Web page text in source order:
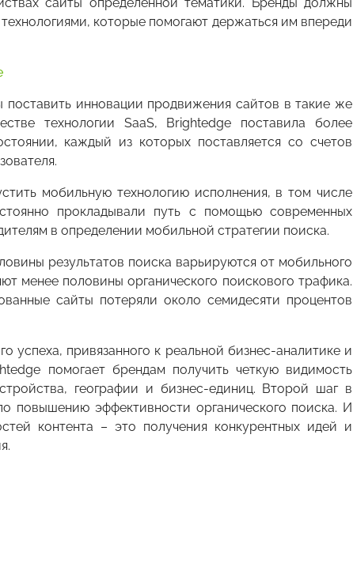
которые помогают держаться им впереди
инновации продвижения сайтов в такие же
технологии SaaS, Brightеdge поставила более
каждый из которых поставляется со счетов
мобильную технологию исполнения, в том числе
прокладывали путь с помощью современных
в определении мобильной стратегии поиска.
результатов поиска варьируются от мобильного
менее половины органического поискового трафика.
сайты потеряли около семидесяти процентов
привязанного к реальной бизнес-аналитике и
помогает брендам получить четкую видимость
географии и бизнес-единиц. Второй шаг в
повышению эффективности органического поиска. И
контента – это получения конкурентных идей и